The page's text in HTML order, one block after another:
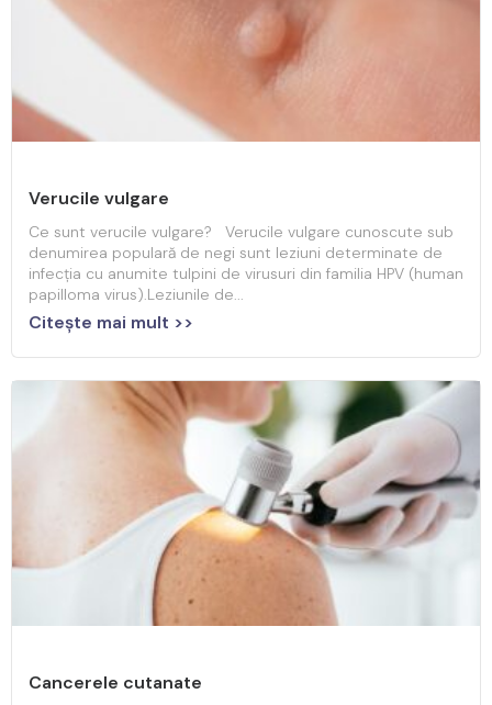
Verucile vulgare
Ce sunt verucile vulgare? Verucile vulgare cunoscute sub
denumirea populară de negi sunt leziuni determinate de
infecția cu anumite tulpini de virusuri din familia HPV (human
papilloma virus).Leziunile de...
Citeşte mai mult >>
Cancerele cutanate